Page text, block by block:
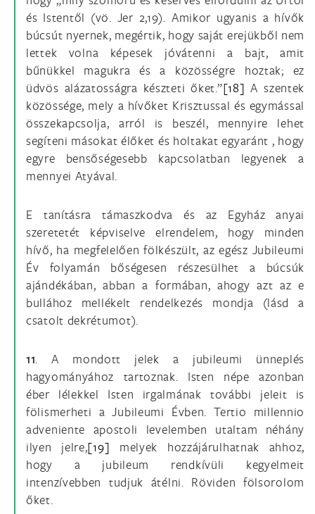
és Istentől (vö. Jer 2,19). Amikor ugyanis a hívők
búcsút nyernek, megértik, hogy saját erejükből nem
lettek volna képesek jóvátenni a bajt, amit
bűnükkel magukra és a közösségre hoztak; ez
üdvös alázatosságra készteti őket.”[18] A szentek
közössége, mely a hívőket Krisztussal és egymással
összekapcsolja, arról is beszél, mennyire lehet
segíteni másokat élőket és holtakat egyaránt , hogy
egyre bensőségesebb kapcsolatban legyenek a
mennyei Atyával.
E tanításra támaszkodva és az Egyház anyai
szeretetét képviselve elrendelem, hogy minden
hívő, ha megfelelően fölkészült, az egész Jubileumi
Év folyamán bőségesen részesülhet a búcsúk
ajándékában, abban a formában, ahogy azt az e
bullához mellékelt rendelkezés mondja (lásd a
csatolt dekrétumot).
11. A mondott jelek a jubileumi ünneplés
hagyományához tartoznak. Isten népe azonban
éber lélekkel Isten irgalmának további jeleit is
fölismerheti a Jubileumi Évben. Tertio millennio
adveniente apostoli levelemben utaltam néhány
ilyen jelre,[19] melyek hozzájárulhatnak ahhoz,
hogy a jubileum rendkívüli kegyelmeit
intenzívebben tudjuk átélni. Röviden fölsorolom
őket.